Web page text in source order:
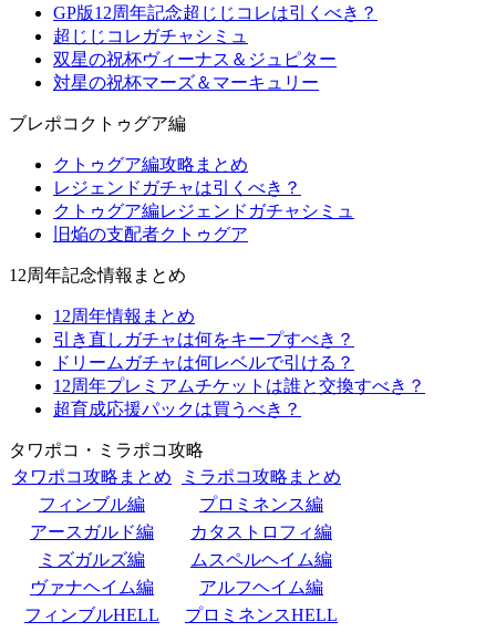
GP版12周年記念超じじコレは引くべき？
超じじコレガチャシミュ
双星の祝杯ヴィーナス＆ジュピター
対星の祝杯マーズ＆マーキュリー
ブレポコクトゥグア編
クトゥグア編攻略まとめ
レジェンドガチャは引くべき？
クトゥグア編レジェンドガチャシミュ
旧焔の支配者クトゥグア
12周年記念情報まとめ
12周年情報まとめ
引き直しガチャは何をキープすべき？
ドリームガチャは何レベルで引ける？
12周年プレミアムチケットは誰と交換すべき？
超育成応援パックは買うべき？
タワポコ・ミラポコ攻略
タワポコ攻略まとめ
ミラポコ攻略まとめ
フィンブル編
プロミネンス編
アースガルド編
カタストロフィ編
ミズガルズ編
ムスペルヘイム編
ヴァナヘイム編
アルフヘイム編
フィンブルHELL
プロミネンスHELL